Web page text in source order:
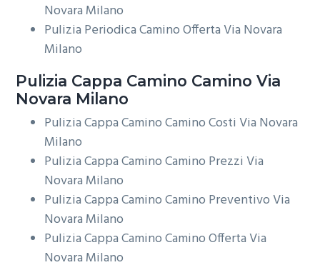
Novara Milano
Pulizia Periodica Camino Offerta Via Novara
Milano
Pulizia Cappa Camino Camino Via
Novara Milano
Pulizia Cappa Camino Camino Costi Via Novara
Milano
Pulizia Cappa Camino Camino Prezzi Via
Novara Milano
Pulizia Cappa Camino Camino Preventivo Via
Novara Milano
Pulizia Cappa Camino Camino Offerta Via
Novara Milano